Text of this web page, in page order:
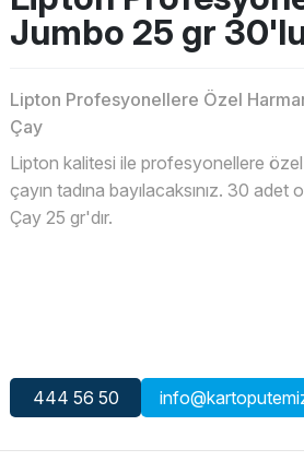
Jumbo 25 gr
Lipton Profesyonellere Özel
Çay
Lipton kalitesi ile profesyonellere
çayın tadına bayılacaksınız. 30
Çay 25 gr'dır.
444 56 50